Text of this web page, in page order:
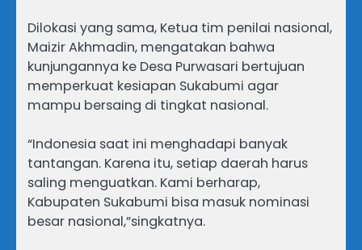
Dilokasi yang sama, Ketua tim penilai nasional,
Maizir Akhmadin, mengatakan bahwa
kunjungannya ke Desa Purwasari bertujuan
memperkuat kesiapan Sukabumi agar
mampu bersaing di tingkat nasional.
“Indonesia saat ini menghadapi banyak
tantangan. Karena itu, setiap daerah harus
saling menguatkan. Kami berharap,
Kabupaten Sukabumi bisa masuk nominasi
besar nasional,”singkatnya.